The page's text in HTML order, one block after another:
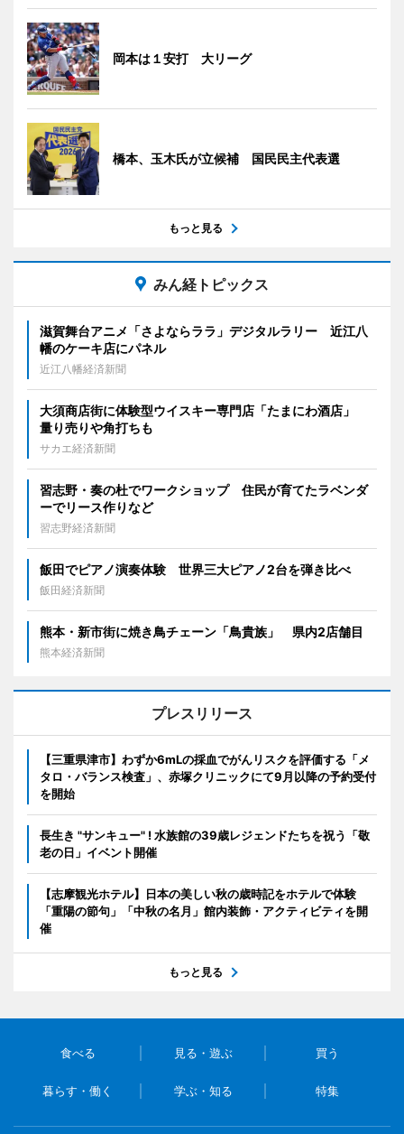
岡本は１安打 大リーグ
橋本、玉木氏が立候補 国民民主代表選
もっと見る
みん経トピックス
滋賀舞台アニメ「さよならララ」デジタルラリー 近江八
幡のケーキ店にパネル
近江八幡経済新聞
大須商店街に体験型ウイスキー専門店「たまにわ酒店」
量り売りや角打ちも
サカエ経済新聞
習志野・奏の杜でワークショップ 住民が育てたラベンダ
ーでリース作りなど
習志野経済新聞
飯田でピアノ演奏体験 世界三大ピアノ2台を弾き比べ
飯田経済新聞
熊本・新市街に焼き鳥チェーン「鳥貴族」 県内2店舗目
熊本経済新聞
プレスリリース
【三重県津市】わずか6mLの採血でがんリスクを評価する「メ
タロ・バランス検査」、赤塚クリニックにて9月以降の予約受付
を開始
長生き "サンキュー" ! 水族館の39歳レジェンドたちを祝う「敬
老の日」イベント開催
【志摩観光ホテル】日本の美しい秋の歳時記をホテルで体験
「重陽の節句」「中秋の名月」館内装飾・アクティビティを開
催
もっと見る
食べる 見る・遊ぶ 買う
暮らす・働く 学ぶ・知る 特集